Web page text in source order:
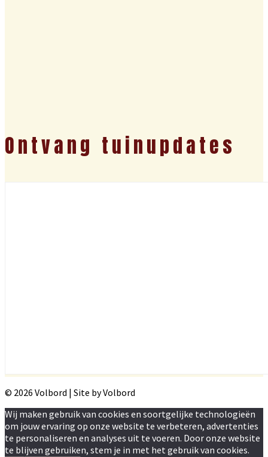
Ontvang tuinupdates
© 2026 Volbord | Site by Volbord
Wij maken gebruik van cookies en soortgelijke technologieën
om jouw ervaring op onze website te verbeteren, advertenties
te personaliseren en analyses uit te voeren. Door onze website
te blijven gebruiken, stem je in met het gebruik van cookies.